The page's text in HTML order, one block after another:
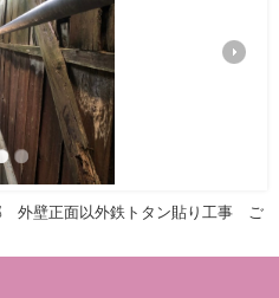
外壁正面以外鉄トタン貼り工事 ご